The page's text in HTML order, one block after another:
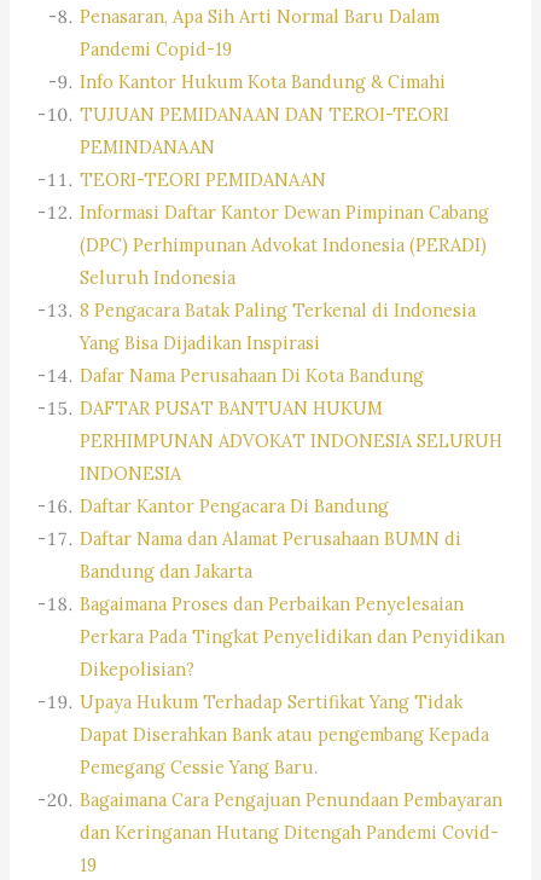
Penasaran, Apa Sih Arti Normal Baru Dalam
Pandemi Copid-19
Info Kantor Hukum Kota Bandung & Cimahi
TUJUAN PEMIDANAAN DAN TEROI-TEORI
PEMINDANAAN
TEORI-TEORI PEMIDANAAN
Informasi Daftar Kantor Dewan Pimpinan Cabang
(DPC) Perhimpunan Advokat Indonesia (PERADI)
Seluruh Indonesia
8 Pengacara Batak Paling Terkenal di Indonesia
Yang Bisa Dijadikan Inspirasi
Dafar Nama Perusahaan Di Kota Bandung
DAFTAR PUSAT BANTUAN HUKUM
PERHIMPUNAN ADVOKAT INDONESIA SELURUH
INDONESIA
Daftar Kantor Pengacara Di Bandung
Daftar Nama dan Alamat Perusahaan BUMN di
Bandung dan Jakarta
Bagaimana Proses dan Perbaikan Penyelesaian
Perkara Pada Tingkat Penyelidikan dan Penyidikan
Dikepolisian?
Upaya Hukum Terhadap Sertifikat Yang Tidak
Dapat Diserahkan Bank atau pengembang Kepada
Pemegang Cessie Yang Baru.
Bagaimana Cara Pengajuan Penundaan Pembayaran
dan Keringanan Hutang Ditengah Pandemi Covid-
19